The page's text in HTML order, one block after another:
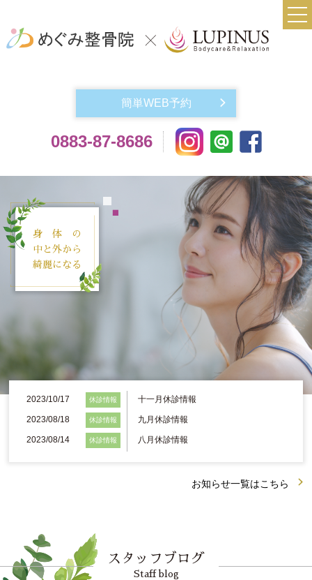
簡単WEB予約
0883-87-8686
実費メニュー料金
交通事故によるケガでお悩みの方
機材紹介
よくある質問
アクセス
お問い合わせ
腰痛でお悩みの方
姿勢でお悩みの方
メディセル
脱毛
身 体 の
中と外から
綺麗になる
2023/10/17 休診情報 十一月休診情報
2023/08/18 休診情報 九月休診情報
2023/08/14 休診情報 八月休診情報
お知らせ一覧はこちら
スタッフブログ
Staff blog